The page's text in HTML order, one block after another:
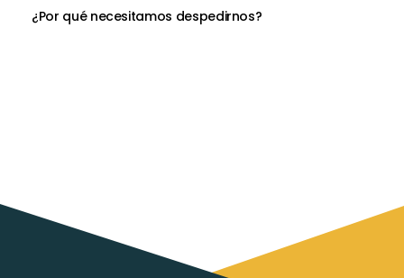
¿Por qué necesitamos despedirnos?